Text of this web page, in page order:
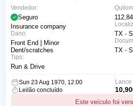
TX -
TX -
Vendedor:
Seguro
Insurance company
Dano:
Front End | Minor
Dent/scratches
Tipo:
Run & Drive
Sun 23 Aug 1970, 12:00
Leilão concluído
Este veículo foi
Lance